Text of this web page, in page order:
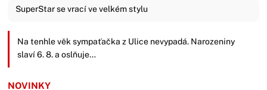
SuperStar se vrací ve velkém stylu
Na tenhle věk sympaťačka z Ulice nevypadá. Narozeniny
slaví 6. 8. a oslňuje…
NOVINKY